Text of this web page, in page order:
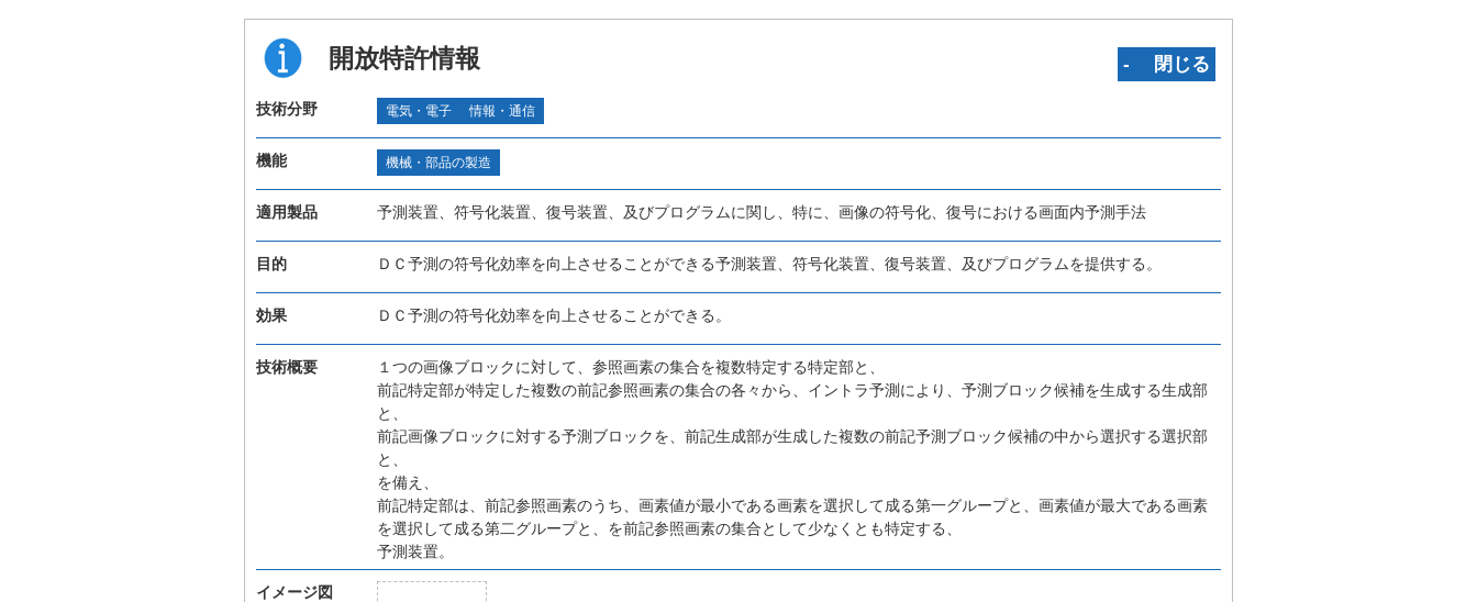
開放特許情報 ‐ 閉じる
技術分野 電気・電子 情報・通信
機能 機械・部品の製造
適用製品 予測装置、符号化装置、復号装置、及びプログラムに関し、特に、画像の符号化、復号における画面内予測手法
目的 ＤＣ予測の符号化効率を向上させることができる予測装置、符号化装置、復号装置、及びプログラムを提供する。
効果 ＤＣ予測の符号化効率を向上させることができる。
技術概要
１つの画像ブロックに対して、参照画素の集合を複数特定する特定部と、
前記特定部が特定した複数の前記参照画素の集合の各々から、イントラ予測により、予測ブロック候補を生成する生成部
と、
前記画像ブロックに対する予測ブロックを、前記生成部が生成した複数の前記予測ブロック候補の中から選択する選択部
と、
を備え、
前記特定部は、前記参照画素のうち、画素値が最小である画素を選択して成る第一グループと、画素値が最大である画素
を選択して成る第二グループと、を前記参照画素の集合として少なくとも特定する、
予測装置。
イメージ図